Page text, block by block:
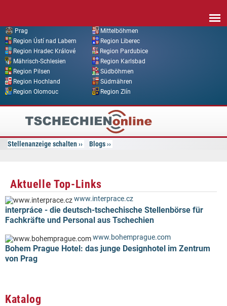
Prag
Mittelböhmen
Region Ústí nad Labem
Region Liberec
Region Hradec Králové
Region Pardubice
Mährisch-Schlesien
Region Karlsbad
Region Pilsen
Südböhmen
Region Hochland
Südmähren
Region Olomouc
Region Zlín
Tschechien
Online
Stellenanzeige schalten Blogs
Aktuelle Top-Links
www.interprace.cz
interpráce - die deutsch-tschechische Stellenbörse für
Fachkräfte und Personal aus Tschechien
www.bohemprague.com
Bohem Prague Hotel: das junge Designhotel im Zentrum
von Prag
Katalog